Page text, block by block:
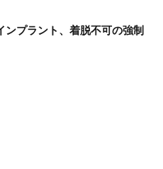
ンプラント、着脱不可の強制